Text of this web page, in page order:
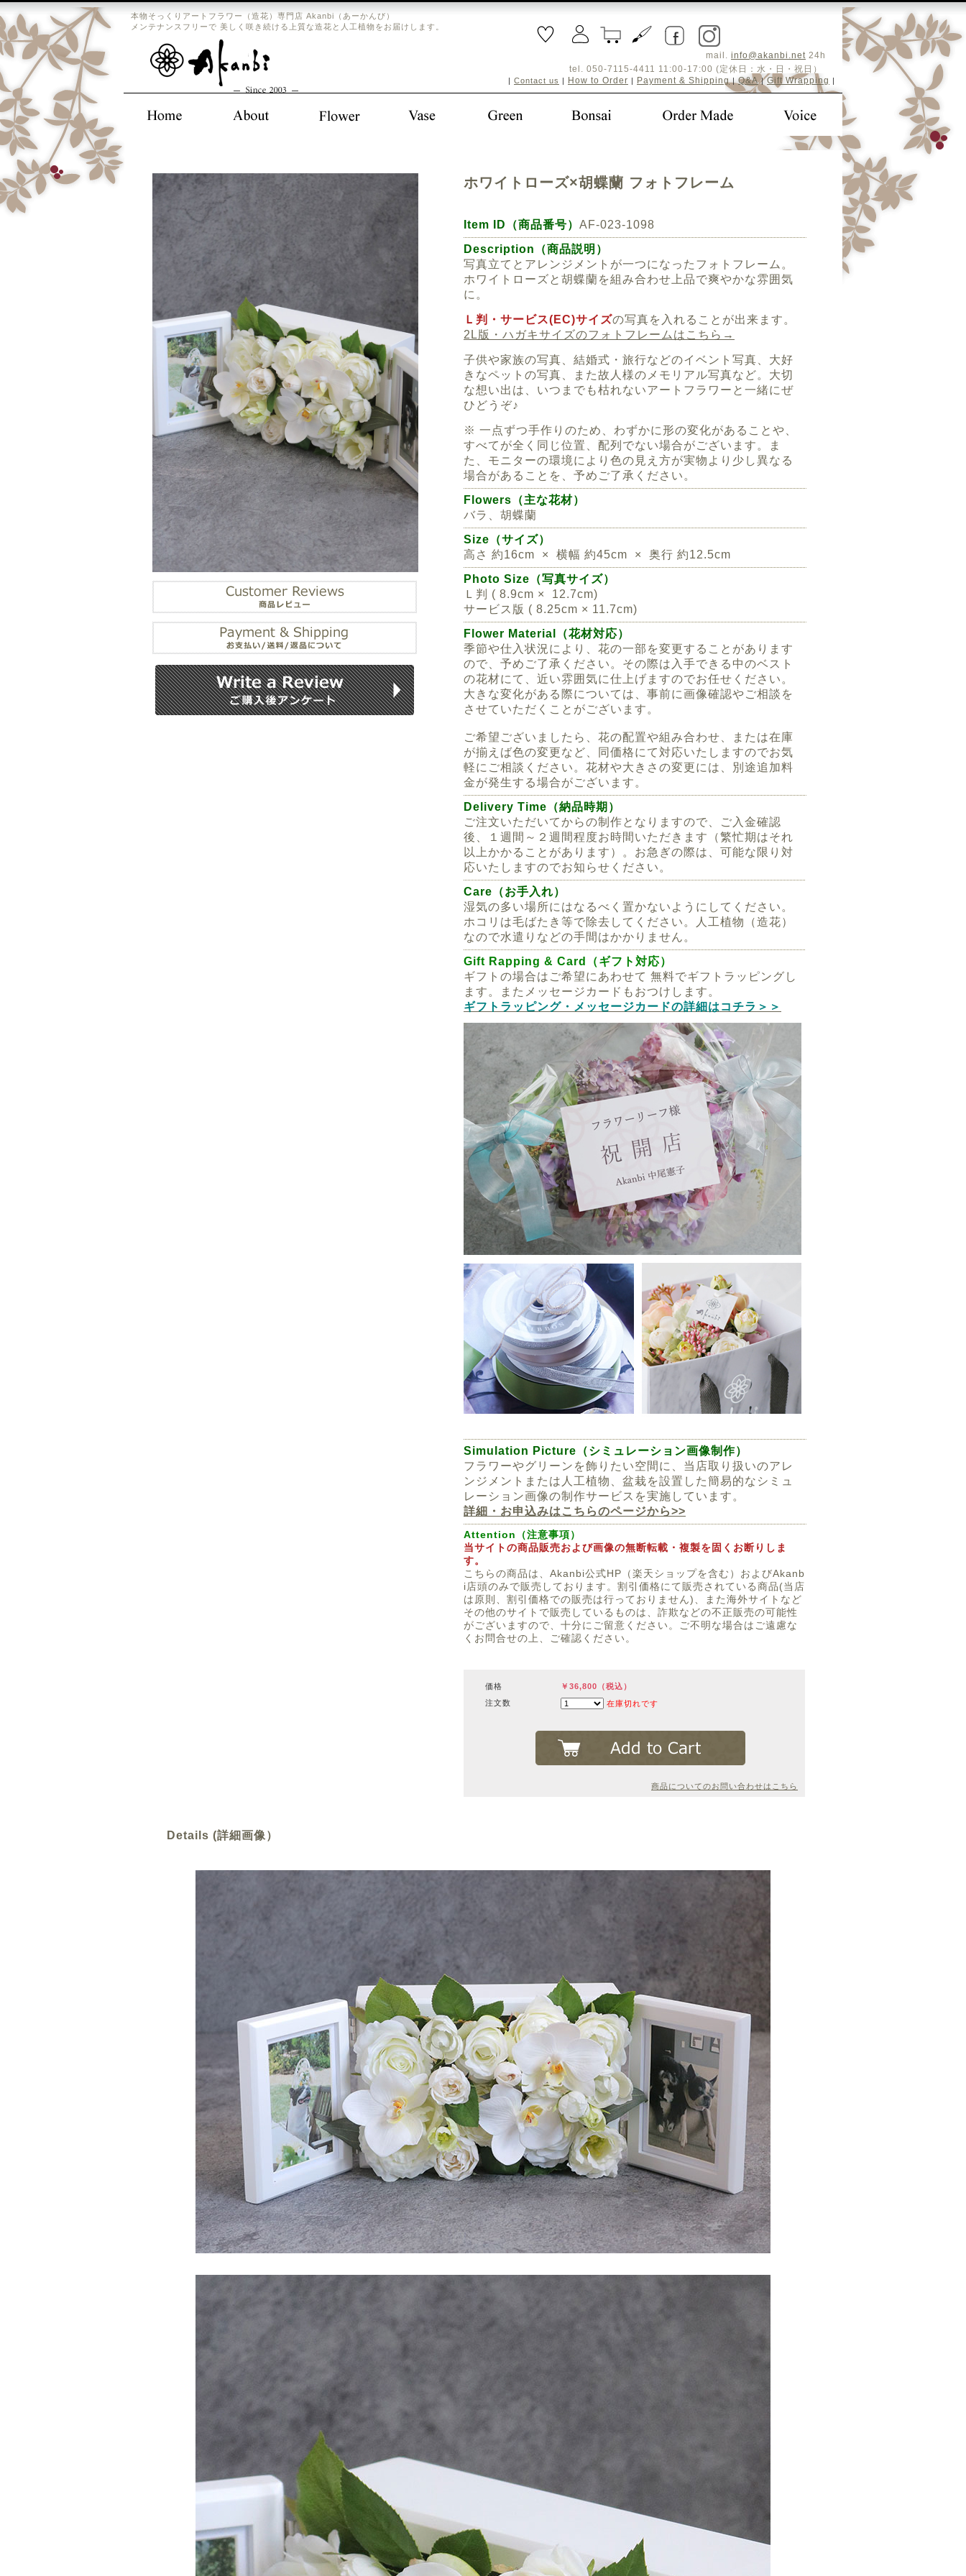
本物そっくりアートフラワー（造花）専門店 Akanbi（あーかんび）
メンテナンスフリーで 美しく咲き続ける上質な造花と人工植物をお届けします。
| Contact us | How to Order | Payment & Shipping| Q&A|Gift Wrapping |
tel. 050-7115-4411 11:00-17:00 (定休日：水・日・祝日）
mail. info@akanbi.net 24h
ホワイトローズ×胡蝶蘭 フォトフレーム
Item ID （商品番号） AF-023-1098
Description（商品説明）
写真立てとアレンジメントが一つになったフォトフレーム。
ホワイトローズと胡蝶蘭を組み合わせ上品で爽やかな雰囲気
に。
Ｌ判・サービス(EC)サイズの写真を入れることが出来ます。
2L版・ハガキサイズのフォトフレームはこちら→
子供や家族の写真、結婚式・旅行などのイベント写真、大好
きなペットの写真、また故人様のメモリアル写真など。 大切
な想い出は、いつまでも枯れないアートフラワーと一緒にぜ
ひどうぞ♪
※ 一点ずつ手作りのため、わずかに形の変化があることや、
すべてが全く同じ位置、配列でない場合がございます。ま
た、モニターの環境により色の見え方が実物より少し異なる
場合があることを、予めご了承ください。
Flowers（主な花材）
バラ、胡蝶蘭
Size（サイズ）
高さ 約16cm × 横幅 約45cm × 奥行 約12.5cm
Photo Size（写真サイズ）
Ｌ判 ( 8.9cm × 12.7cm)
サービス版 ( 8.25cm × 11.7cm)
Flower Material（花材対応）
季節や仕入状況により、花の一部を変更することがあります
ので、予めご了承ください。その際は入手できる中のベスト
の花材にて、近い雰囲気に仕上げますのでお任せください。
大きな変化がある際については、事前に画像確認やご相談を
させていただくことがございます。
ご希望ございましたら、花の配置や組み合わせ、または在庫
が揃えば色の変更など、同価格にて対応いたしますのでお気
軽にご相談ください。花材や大きさの変更には、別途追加料
金が発生する場合がございます。
Delivery Time（納品時期）
ご注文いただいてからの制作となりますので、ご入金確認
後、１週間～２週間程度お時間いただきます（繁忙期はそれ
以上かかることがあります）。お急ぎの際は、可能な限り対
応いたしますのでお知らせください。
Care（お手入れ）
湿気の多い場所にはなるべく置かないようにしてください。
ホコリは毛ばたき等で除去してください。人工植物（造花）
なので水遣りなどの手間はかかりません。
Gift Rapping & Card（ギフト対応）
ギフトの場合はご希望にあわせて 無料でギフトラッピングし
ます。またメッセージカードもおつけします。
ギフトラッピング・メッセージカードの詳細はコチラ＞＞
Simulation Picture（シミュレーション画像制作）
フラワーやグリーンを飾りたい空間に、当店取り扱いのアレ
ンジメントまたは人工植物、盆栽を設置した簡易的なシミュ
レーション画像の制作サービスを実施しています。
詳細・お申込みはこちらのページから>>
Attention（注意事項）
当サイトの商品販売および画像の無断転載・複製を固くお断りしま
す。
こちらの商品は、Akanbi公式HP（楽天ショップを含む）およびAkanb
i店頭のみで販売しております。割引価格にて販売されている商品(当店
は原則、割引価格での販売は行っておりません)、また海外サイトなど
その他のサイトで販売しているものは、詐欺などの不正販売の可能性
がございますので、十分にご留意ください。ご不明な場合はご遠慮な
くお問合せの上、ご確認ください。
価格
￥36,800（税込）
注文数
在庫切れです
商品についてのお問い合わせはこちら
Details (詳細画像）